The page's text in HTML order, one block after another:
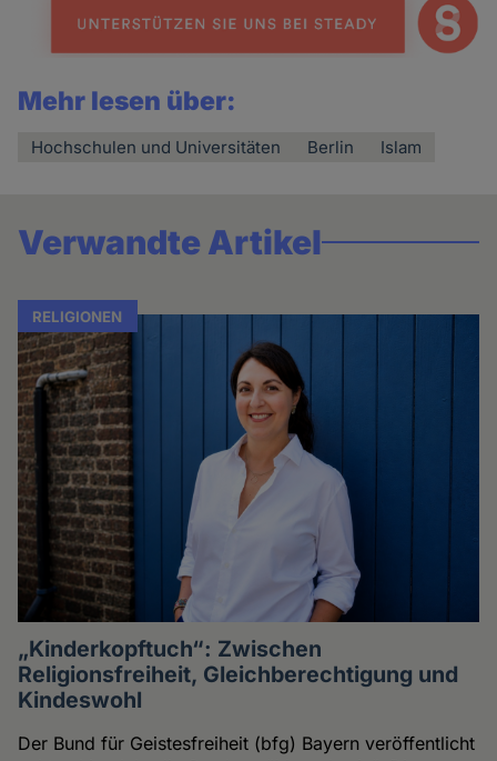
Mehr lesen über:
Hochschulen und Universitäten Berlin Islam
Verwandte Artikel
RELIGIONEN
„Kinderkopftuch“: Zwischen
Religionsfreiheit, Gleichberechtigung und
Kindeswohl
Der Bund für Geistesfreiheit (bfg) Bayern veröffentlicht